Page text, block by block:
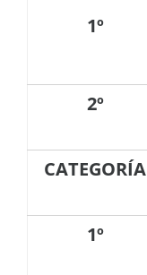
1º
2º
CATEGORÍA
1º